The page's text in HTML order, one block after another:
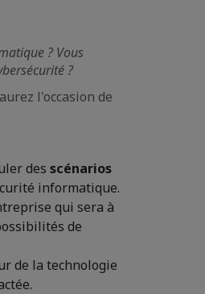
? Vous
?
l'occasion de
des scénarios
informatique.
qui sera à
de
de la technologie